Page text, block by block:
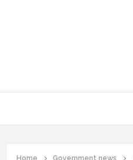
Home Government news